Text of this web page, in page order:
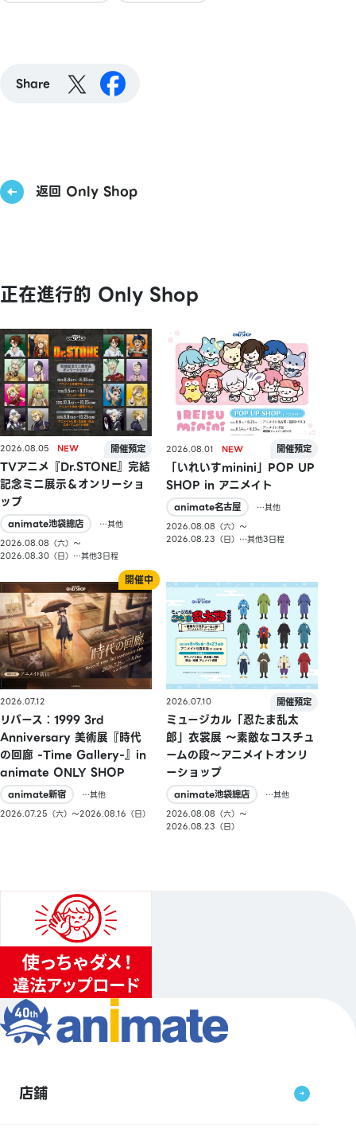
Share
返回 Only Shop
正在進行的 Only Shop
2026.08.05
TVアニメ『Dr.STONE』完結
記念ミニ展示＆オンリーショ
ップ
animate池袋總店
…其他
2026.08.08（六）〜
2026.08.30（日）…其他3日程
2026.08.01
「いれいすminini」POP UP
SHOP in アニメイト
animate名古屋
…其他
2026.08.08（六）〜
2026.08.23（日）…其他3日程
2026.07.12
リバース：1999 3rd
Anniversary 美術展『時代
の回廊 -Time Gallery-』in
animate ONLY SHOP
animate新宿
…其他
2026.07.25（六）〜2026.08.16（日）
2026.07.10
ミュージカル「忍たま乱太
郎」衣裳展 ～素敵なコスチュ
ームの段～アニメイトオンリ
ーショップ
animate池袋總店
…其他
2026.08.08（六）〜
2026.08.23（日）
店鋪